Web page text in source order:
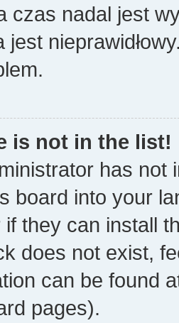
czas nadal jest
jest
is not in the list!
has not
board into your
they can install
does not exist,
can be found
pages).